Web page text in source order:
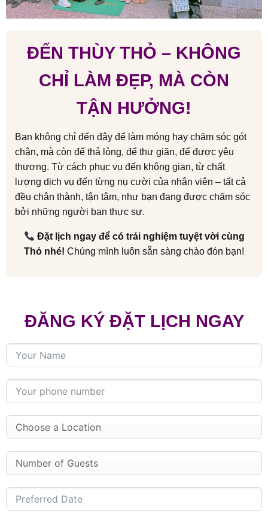
ĐẾN THÙY THỎ – KHÔNG
CHỈ LÀM ĐẸP, MÀ CÒN
TẬN HƯỞNG!
Bạn không chỉ đến đây để làm móng hay chăm sóc gót
chân, mà còn để thả lỏng, để thư giãn, để được yêu
thương. Từ cách phục vụ đến không gian, từ chất
lượng dịch vụ đến từng nụ cười của nhân viên – tất cả
đều chân thành, tận tâm, như bạn đang được chăm sóc
bởi những người bạn thực sự.
Đặt lịch ngay để có trải nghiệm tuyệt vời cùng
Thỏ nhé! Chúng mình luôn sẵn sàng chào đón bạn!
ĐĂNG KÝ ĐẶT LỊCH NGAY